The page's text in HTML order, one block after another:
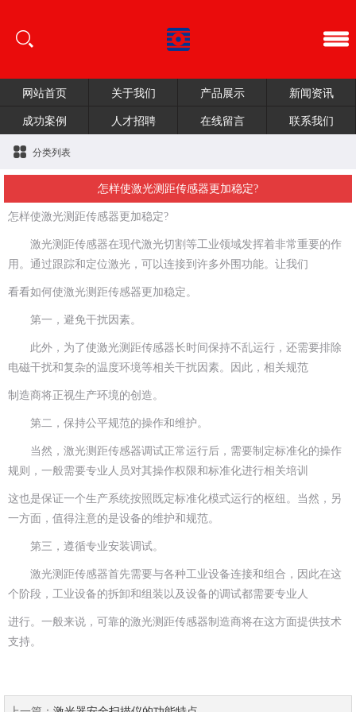
网站首页 关于我们 产品展示
新闻资讯
成功案例
人才招聘 在线留言 联系我们
分类列表
怎样使激光测距传感器更加稳定?
怎样使激光测距传感器更加稳定?
激光测距传感器在现代激光切割等工业领域发挥着非常重要的作
用。通过跟踪和定位激光，可以连接到许多外围功能。让我们
看看如何使激光测距传感器更加稳定。
第一，避免干扰因素。
此外，为了使激光测距传感器长时间保持不乱运行，还需要排除
电磁干扰和复杂的温度环境等相关干扰因素。因此，相关规范
制造商将正视生产环境的创造。
第二，保持公平规范的操作和维护。
当然，激光测距传感器调试正常运行后，需要制定标准化的操作
规则，一般需要专业人员对其操作权限和标准化进行相关培训
这也是保证一个生产系统按照既定标准化模式运行的枢纽。当然，另
一方面，值得注意的是设备的维护和规范。
第三，遵循专业安装调试。
激光测距传感器首先需要与各种工业设备连接和组合，因此在这
个阶段，工业设备的拆卸和组装以及设备的调试都需要专业人
进行。一般来说，可靠的激光测距传感器制造商将在这方面提供技术
支持。